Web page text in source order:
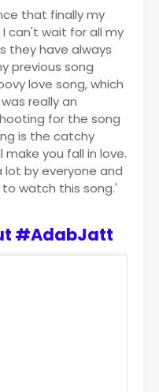
that finally my
can't wait for all my
they have always
previous song
love song, which
really an
for the song
is the catchy
you fall in love.
by everyone and
watch this song.'
#AdabJatt